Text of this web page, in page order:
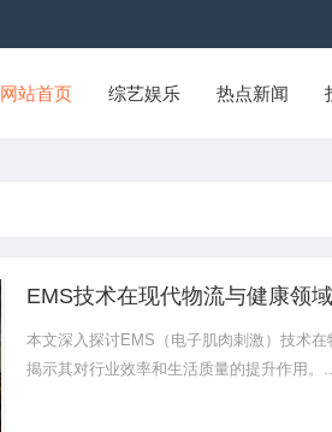
网站首页 综艺娱乐 热点新闻
EMS技术在现代物流与健康领
本文深入探讨EMS（电子肌肉刺激）技术
揭示其对行业效率和生活质量的提升作用。